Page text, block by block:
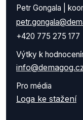
Petr Gongala |
+420 775 275 177
Výtky k
Pro média
Loga ke stažení